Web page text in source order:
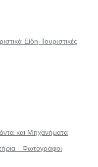
Είδη-Τουριστικές
και Μηχανήματα
- Φωτογράφοι